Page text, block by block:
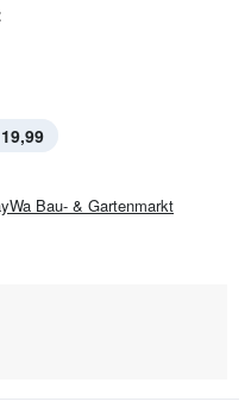
Bau- & Gartenmarkt